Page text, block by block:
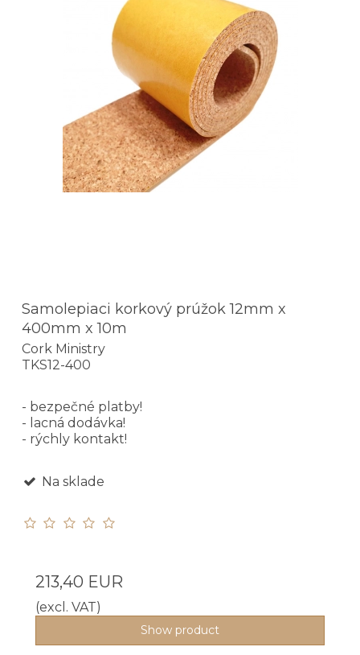
Samolepiaci korkový prúžok 12mm x
400mm x 10m
Cork Ministry
TKS12-400
- bezpečné platby!
- lacná dodávka!
- rýchly kontakt!
Na sklade
213,40 EUR
(excl. VAT)
Show product